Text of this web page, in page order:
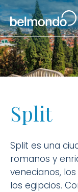
Split
Split es una
romanos y
venecianos,
los egipcios.